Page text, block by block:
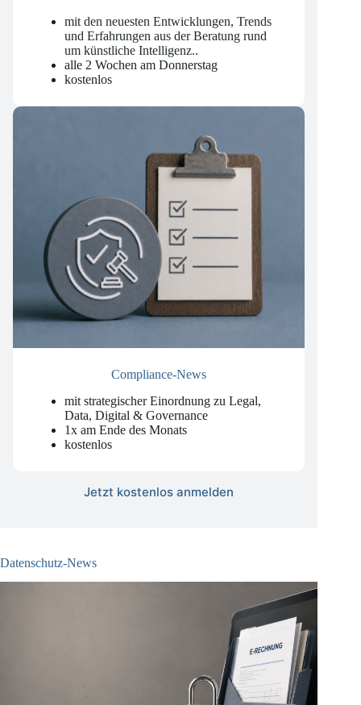
mit den neuesten Entwicklungen, Trends
und Erfahrungen aus der Beratung rund
um künstliche Intelligenz..
alle 2 Wochen am Donnerstag
mit strategischer Einordnung zu Legal,
Data, Digital & Governance
1x am Ende des Monats
Datenschutz-News